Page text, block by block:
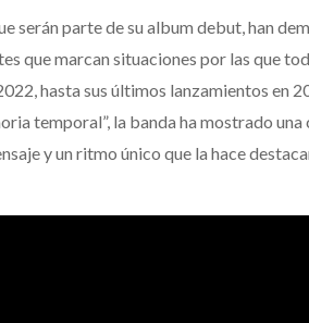
serán parte de su album debut, han
que marcan situaciones por las que
hasta sus últimos lanzamientos en
temporal”, la banda ha mostrado
y un ritmo único que la hace